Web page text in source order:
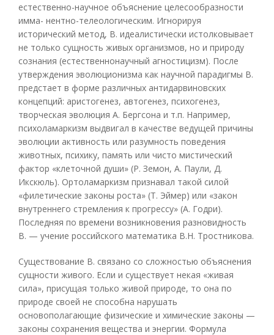
естественно-научное объяснение целесообразности
имма- нентно-телеологическим. Игнорируя
исторический метод, В. идеалистически истолковывает
не только сущность живых организмов, но и природу
сознания (естественнонаучный агностицизм). После
утверждения эволюционизма как научной парадигмы В.
предстает в форме различных антидарвиновских
концепций: аристогенез, автогенез, психогенез,
творческая эволюция А. Бергсона и т.п. Например,
психоламаркизм выдвигал в качестве ведущей причины
эволюции активность или разумность поведения
животных, психику, память или чисто мистический
фактор «клеточной души» (Р. Земон, А. Паули, Д.
Икскюль). Ортоламаркизм признавал такой силой
«филетические законы роста» (Т. Эймер) или «закон
внутреннего стремления к прогрессу» (А. Годри).
Последняя по времени возникновения разновидность
В. — учение российского математика В.Н. Тростникова.
Существование В. связано со сложностью объяснения
сущности живого. Если и существует некая «живая
сила», присущая только живой природе, то она по
природе своей не способна нарушать
основополагающие физические и химические законы —
законы сохранения вещества и энергии. Формула